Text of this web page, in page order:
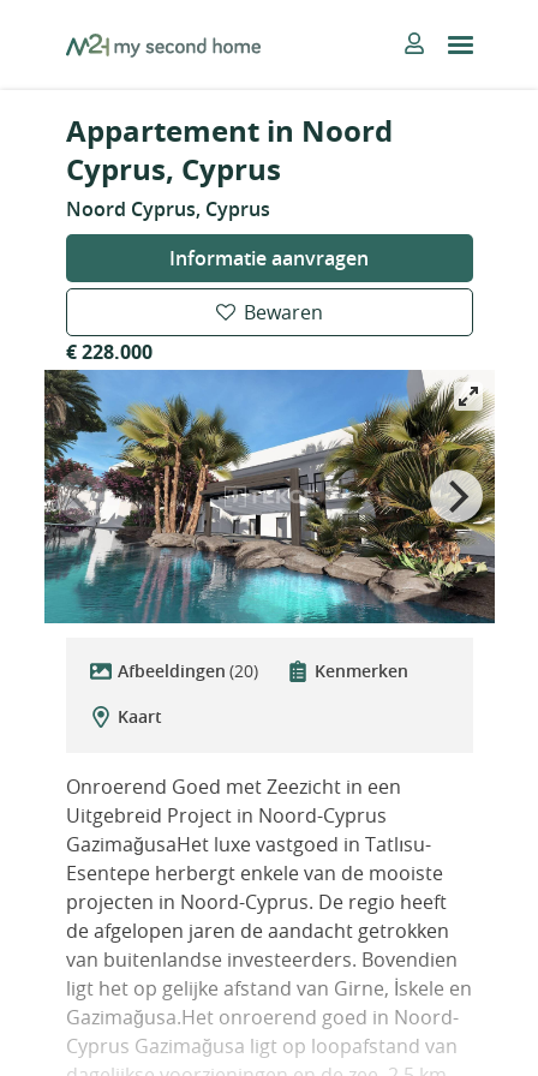
MySecondHome
Appartement in Noord
Cyprus, Cyprus
Noord Cyprus, Cyprus
Informatie aanvragen
Bewaren
€ 228.000
Afbeeldingen (20)
Kenmerken
Kaart
Onroerend Goed met Zeezicht in een
Uitgebreid Project in Noord-Cyprus
GazimağusaHet luxe vastgoed in Tatlısu-
Esentepe herbergt enkele van de mooiste
projecten in Noord-Cyprus. De regio heeft
de afgelopen jaren de aandacht getrokken
van buitenlandse investeerders. Bovendien
ligt het op gelijke afstand van Girne, İskele en
Gazimağusa.Het onroerend goed in Noord-
Cyprus Gazimağusa ligt op loopafstand van